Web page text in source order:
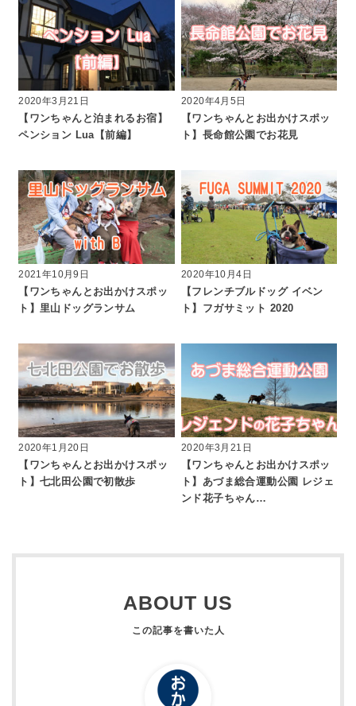
2020年3月21日
【ワンちゃんと泊まれるお宿】
ペンション Lua【前編】
2020年4月5日
【ワンちゃんとお出かけスポッ
ト】長命館公園でお花見
2021年10月9日
【ワンちゃんとお出かけスポッ
ト】里山ドッグランサム
2020年10月4日
【フレンチブルドッグ イベン
ト】フガサミット 2020
2020年1月20日
【ワンちゃんとお出かけスポッ
ト】七北田公園で初散歩
2020年3月21日
【ワンちゃんとお出かけスポッ
ト】あづま総合運動公園 レジェ
ンド花子ちゃん…
ABOUT US